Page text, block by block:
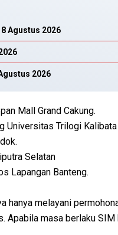
Agustus 2026
2026
Mall Grand Cakung.
Universitas Trilogi Kalibata
Selatan
Lapangan Banteng.
hanya melayani
Apabila masa berlaku